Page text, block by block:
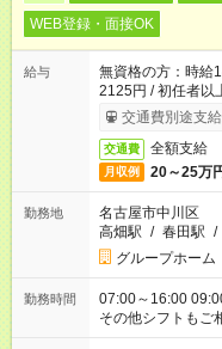
WEB登録・面接OK
給与
無資格の方：時給
2125円 / 初任者以
交通費別途支
交通費 全額支給
月収例 20～25万
勤務地
名古屋市中川区
高畑駅 / 春田駅 /
グループホーム
勤務時間
07:00～16:00 09:00～
その他シフトもご